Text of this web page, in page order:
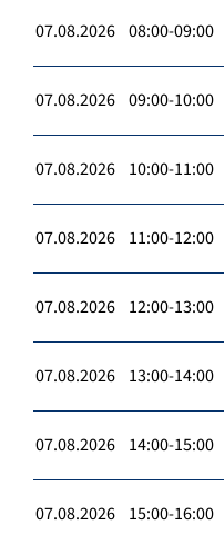
07.08.2026 08:00-09:00
07.08.2026 09:00-10:00
07.08.2026 10:00-11:00
07.08.2026 11:00-12:00
07.08.2026 12:00-13:00
07.08.2026 13:00-14:00
07.08.2026 14:00-15:00
07.08.2026 15:00-16:00